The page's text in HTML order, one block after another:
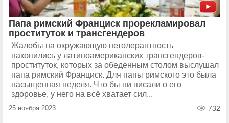
Папа римский Франциск прорекламировал
проституток и трансгендеров
Жалобы на окружающую нетолерантность
накопились у латиноамериканских трансгендеров-
проституток, которых за обеденным столом выслушал
папа римский Франциск. Для папы римского это была
насыщенная неделя. Что бы ни писали о его
здоровье, у него на всё хватает сил...
25 ноября 2023 732